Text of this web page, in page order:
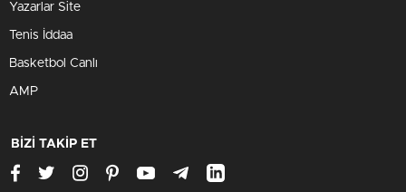
Yazarlar Site
Tenis İddaa
Basketbol Canlı
AMP
BİZİ TAKİP ET